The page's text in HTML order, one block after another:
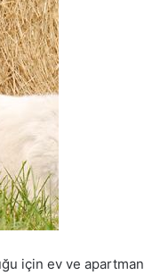
için ev ve apartman